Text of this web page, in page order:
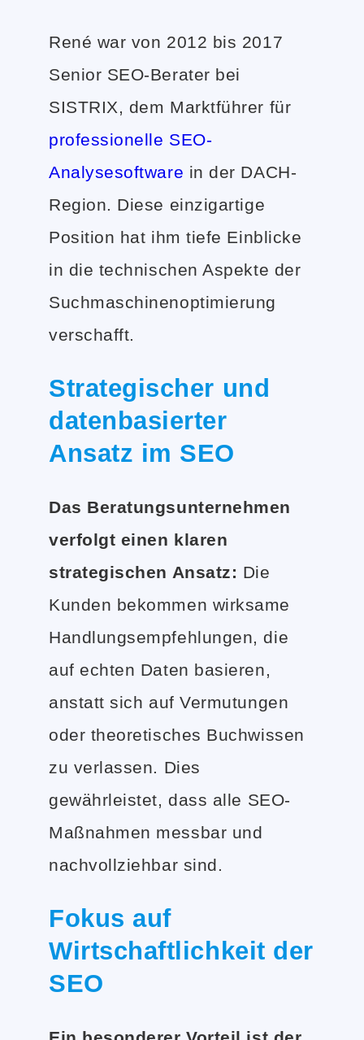
René war von 2012 bis 2017
Senior SEO-Berater bei
SISTRIX, dem Marktführer für
professionelle SEO-
Analysesoftware in der DACH-
Region. Diese einzigartige
Position hat ihm tiefe Einblicke
in die technischen Aspekte der
Suchmaschinenoptimierung
verschafft.
Strategischer und
datenbasierter
Ansatz im SEO
Das Beratungsunternehmen
verfolgt einen klaren
strategischen Ansatz: Die
Kunden bekommen wirksame
Handlungsempfehlungen, die
auf echten Daten basieren,
anstatt sich auf Vermutungen
oder theoretisches Buchwissen
zu verlassen. Dies
gewährleistet, dass alle SEO-
Maßnahmen messbar und
nachvollziehbar sind.
Fokus auf
Wirtschaftlichkeit der
SEO